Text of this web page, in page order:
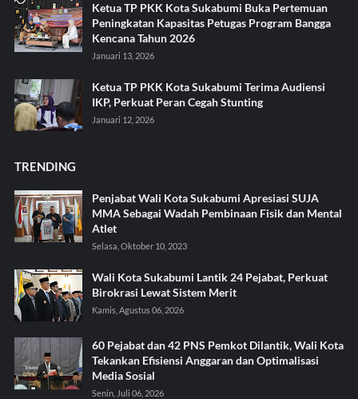
Ketua TP PKK Kota Sukabumi Buka Pertemuan
Peningkatan Kapasitas Petugas Program Bangga
Kencana Tahun 2026
Januari 13, 2026
Ketua TP PKK Kota Sukabumi Terima Audiensi
IKP, Perkuat Peran Cegah Stunting
Januari 12, 2026
TRENDING
Penjabat Wali Kota Sukabumi Apresiasi SUJA
MMA Sebagai Wadah Pembinaan Fisik dan Mental
Atlet
Selasa, Oktober 10, 2023
Wali Kota Sukabumi Lantik 24 Pejabat, Perkuat
Birokrasi Lewat Sistem Merit
Kamis, Agustus 06, 2026
60 Pejabat dan 42 PNS Pemkot Dilantik, Wali Kota
Tekankan Efisiensi Anggaran dan Optimalisasi
Media Sosial
Senin, Juli 06, 2026